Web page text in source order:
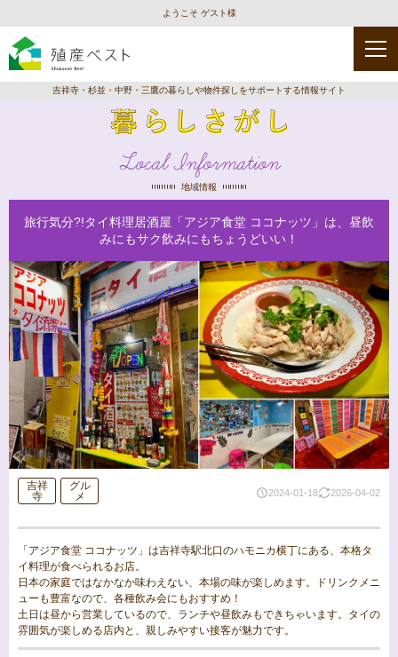
ようこそ ゲスト様
吉祥寺・杉並・中野・三鷹の暮らしや物件探しをサポートする情報サイト
Local Information
地域情報
旅行気分?!タイ料理居酒屋「アジア食堂 ココナッツ」は、昼飲
みにもサク飲みにもちょうどいい！
吉祥
寺
グル
メ
2024-01-18 2026-04-02
「アジア食堂 ココナッツ」は吉祥寺駅北口のハモニカ横丁にある、本格タ
イ料理が食べられるお店。
日本の家庭ではなかなか味わえない、本場の味が楽しめます。ドリンクメニ
ューも豊富なので、各種飲み会にもおすすめ！
土日は昼から営業しているので、ランチや昼飲みもできちゃいます。タイの
雰囲気が楽しめる店内と、親しみやすい接客が魅力です。